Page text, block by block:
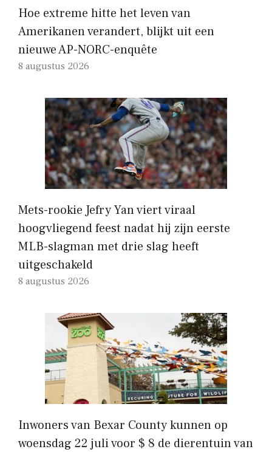
Hoe extreme hitte het leven van
Amerikanen verandert, blijkt uit een
nieuwe AP-NORC-enquête
8 augustus 2026
Mets-rookie Jefry Yan viert viraal
hoogvliegend feest nadat hij zijn eerste
MLB-slagman met drie slag heeft
uitgeschakeld
8 augustus 2026
Inwoners van Bexar County kunnen op
woensdag 22 juli voor $ 8 de dierentuin van